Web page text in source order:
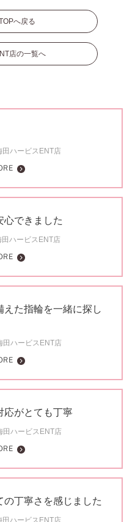
へ戻る
店の一覧へ
田ハービスENT店
心できました
田ハービスENT店
た指輪を一緒に探し
田ハービスENT店
応がとても丁寧
田ハービスENT店
丁寧さを感じました
田ハービスENT店